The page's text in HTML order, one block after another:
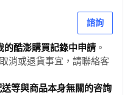
諮詢
的酷澎購買記錄中申請 。
消或退貨事宜，請聯絡客
等與商品本身無關的咨詢